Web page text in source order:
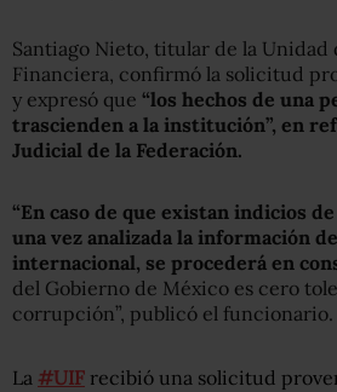
Santiago Nieto, titular de la
Financiera, confirmó la solicitud
y expresó que “los hechos de una
trascienden a la institución”, en
Judicial de la Federación.
“En caso de que existan indicios
una vez analizada la información
internacional, se procederá en
del Gobierno de México es cero
corrupción”, publicó el funcionario.
La #UIF recibió una solicitud